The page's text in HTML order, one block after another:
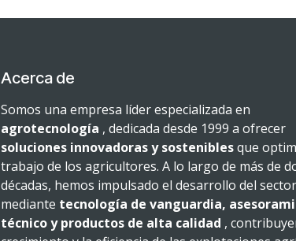
Acerca de
Somos una empresa líder especializada en
agrotecnología , dedicada desde 1999 a ofrecer
soluciones innovadoras y sosteniblesque
trabajo de los agricultores. A lo largo de más de
décadas, hemos impulsado el desarrollo del
mediante tecnología de vanguardia,
técnico y productos de alta calidad ,